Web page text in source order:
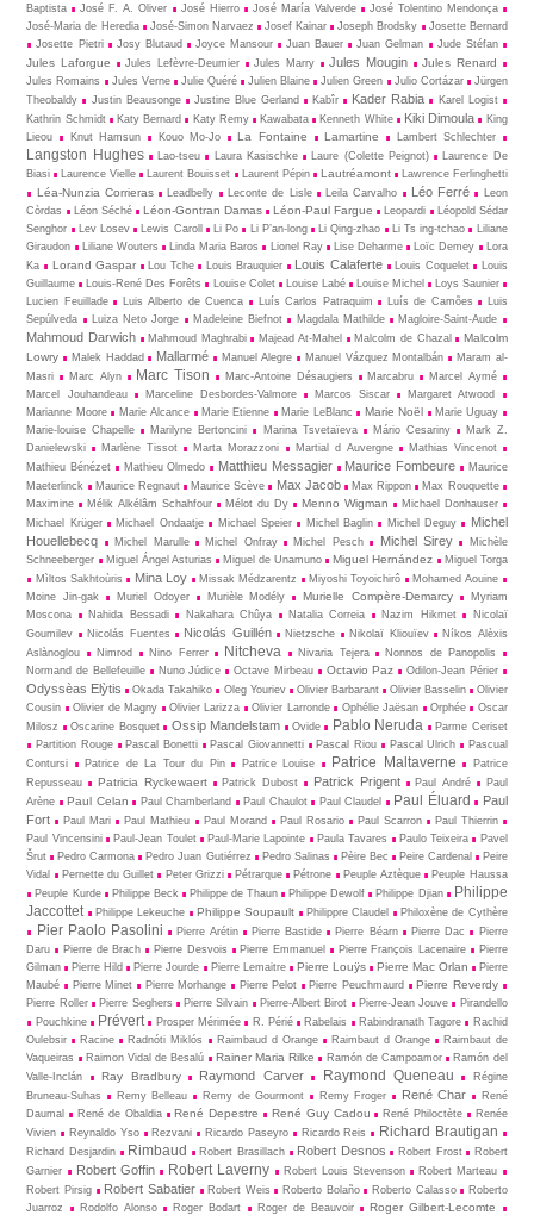
Baptista
José F. A. Oliver José Hierro José María Valverde
José Tolentino Mendonça
José-Maria de Heredia
José-Simon Narvaez Josef Kainar Joseph Brodsky
Josette Bernard
Josette Pietri
Josy Blutaud Joyce Mansour Juan Bauer Juan Gelman Jude Stéfan
Jules Laforgue Jules Lefèvre-Deumier Jules Marry Jules Mougin Jules Renard
Jules Romains Jules Verne Julie Quéré Julien Blaine Julien Green Julio Cortázar
Jürgen
Theobaldy
Justin Beausonge Justine Blue Gerland Kabîr Kader Rabia
Karel Logist
Kathrin Schmidt
Katy Bernard Katy Remy Kawabata Kenneth White Kiki Dimoula
King
Lieou
Knut Hamsun Kouo Mo-Jo La Fontaine Lamartine Lambert Schlechter
Langston Hughes Lao-tseu Laura Kasischke Laure (Colette Peignot)
Laurence De
Biasi
Laurence Vielle Laurent Bouisset Laurent Pépin Lautréamont Lawrence Ferlinghetti
Léa-Nunzia Corrieras Leadbelly Leconte de Lisle Leila Carvalho Léo Ferré
Leon
Còrdas
Léon Séché Léon-Gontran Damas Léon-Paul Fargue Leopardi
Léopold Sédar
Senghor
Lev Losev Lewis Caroll Li Po Li P’an-long Li Qing-zhao Li Ts ing-tchao
Liliane
Giraudon
Liliane Wouters Linda Maria Baros Lionel Ray Lise Deharme Loïc Demey
Lora
Ka
Lorand Gaspar Lou Tche Louis Brauquier Louis Calaferte Louis Coquelet
Louis
Guillaume
Louis-René Des Forêts Louise Colet Louise Labé Louise Michel
Loys Saunier
Lucien Feuillade
Luis Alberto de Cuenca Luís Carlos Patraquim Luís de Camões
Luis
Sepúlveda
Luiza Neto Jorge Madeleine Biefnot Magdala Mathilde Magloire-Saint-Aude
Mahmoud Darwich Mahmoud Maghrabi Majead At-Mahel Malcolm de Chazal
Malcolm
Lowry
Malek Haddad Mallarmé Manuel Alegre Manuel Vázquez Montalbán
Maram al-
Masri
Marc Alyn Marc Tison Marc-Antoine Désaugiers Marcabru
Marcel Aymé
Marcel Jouhandeau
Marceline Desbordes-Valmore Marcos Siscar
Margaret Atwood
Marianne Moore
Marie Alcance Marie Etienne Marie LeBlanc Marie Noël
Marie Uguay
Marie-louise Chapelle
Marilyne Bertoncini Marina Tsvetaïeva Mário Cesariny
Mark Z.
Danielewski
Marlène Tissot Marta Morazzoni Martial d Auvergne
Mathias Vincenot
Mathieu Bénézet
Mathieu Olmedo Matthieu Messagier Maurice Fombeure
Maurice
Maeterlinck
Maurice Regnaut Maurice Scève Max Jacob Max Rippon
Max Rouquette
Maximine
Mélik Alkélâm Schahfour Mélot du Dy Menno Wigman
Michael Donhauser
Michael Krüger
Michael Ondaatje Michael Speier Michel Baglin Michel Deguy
Michel
Houellebecq
Michel Marulle Michel Onfray Michel Pesch Michel Sirey
Michèle
Schneeberger
Miguel Ángel Asturias Miguel de Unamuno Miguel Hernández
Miguel Torga
Mìltos Sakhtoùris
Mina Loy Missak Médzarentz Miyoshi Toyoichirô
Mohamed Aouine
Moine Jin-gak
Muriel Odoyer Murièle Modély Murielle Compère-Demarcy
Myriam
Moscona
Nahida Bessadi Nakahara Chûya Natalia Correia Nazim Hikmet
Nicolaï
Goumilev
Nicolás Fuentes Nicolás Guillén Nietz­sche Nikolaï Kliouïev
Níkos Alèxis
Aslànoglou
Nimrod Nino Ferrer Nitcheva Nivaria Tejera
Nonnos de Panopolis
Normand de Bellefeuille
Nuno Júdice Octave Mirbeau Octavio Paz Odilon-Jean Périer
Odyssèas Elỳtis Okada Takahiko Oleg Youriev Olivier Barbarant Olivier Basselin
Olivier
Cousin
Olivier de Magny Olivier Larizza Olivier Larronde Ophélie Jaësan Orphée
Oscar
Milosz
Oscarine Bosquet Ossip Mandelstam Ovide Pablo Neruda
Parme Ceriset
Partition Rouge
Pascal Bonetti Pascal Giovannetti Pascal Riou Pascal Ulrich
Pascual
Contursi
Patrice de La Tour du Pin Patrice Louise Patrice Maltaverne
Patrice
Repusseau
Patricia Ryckewaert Patrick Dubost Patrick Prigent Paul André
Paul
Arène
Paul Celan Paul Chamberland Paul Chaulot Paul Claudel Paul Éluard
Paul
Fort
Paul Mari Paul Mathieu Paul Morand Paul Rosario Paul Scarron
Paul Thierrin
Paul Vincensini
Paul-Jean Toulet Paul-Marie Lapointe Paula Tavares Paulo Teixeira
Pavel
Šrut
Pedro Carmona Pedro Juan Gutiérrez Pedro Salinas Pèire Bec Peire Cardenal
Peire
Vidal
Pernette du Guillet Peter Grizzi Pétrarque Pétrone Peuple Aztèque
Peuple Haussa
Peuple Kurde
Philippe Beck Philippe de Thaun Philippe Dewolf Philippe Djian
Philippe
Jaccottet
Philippe Lekeuche Philippe Soupault Philippre Claudel Philoxène de Cythère
Pier Paolo Pasolini Pierre Arétin Pierre Bastide Pierre Béarn Pierre Dac
Pierre
Daru
Pierre de Brach Pierre Desvois Pierre Emmanuel Pierre François Lacenaire
Pierre
Gilman
Pierre Hild Pierre Jourde Pierre Lemaitre Pierre Louÿs Pierre Mac Orlan
Pierre
Maubé
Pierre Minet Pierre Morhange Pierre Pelot Pierre Peuchmaurd Pierre Reverdy
Pierre Roller Pierre Seghers Pierre Silvain Pierre-Albert Birot Pierre-Jean Jouve
Pirandello
Pouchkine
Prévert Prosper Mérimée R. Périé Rabelais Rabindranath Tagore
Rachid
Oulebsir
Racine Radnóti Miklós Raimbaud d Orange Raimbaut d Orange
Raimbaut de
Vaqueiras
Raimon Vidal de Besalú Rainer Maria Rilke Ramón de Campoamor
Ramón del
Valle-Inclán
Ray Bradbury Raymond Carver Raymond Queneau
Régine
Bruneau-Suhas
Remy Belleau Remy de Gourmont Remy Froger René Char
René
Daumal
René de Obaldia René Depestre René Guy Cadou René Philoctète
Renée
Vivien
Reynaldo Yso Rezvani Ricardo Paseyro Ricardo Reis Richard Brautigan
Richard Desjardin Rimbaud Robert Brasillach Robert Desnos Robert Frost
Robert
Garnier
Robert Goffin Robert Laverny Robert Louis Stevenson
Robert Marteau
Robert Pirsig
Robert Sabatier Robert Weis Roberto Bolaño Roberto Calasso
Roberto
Juarroz
Rodolfo Alonso Roger Bodart Roger de Beauvoir Roger Gilbert-Lecomte